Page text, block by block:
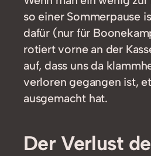
so einer Sommerpause
dafür (nur für
rotiert vorne an der
auf, dass uns da
verloren gegangen ist,
ausgemacht hat.
Der Verlust